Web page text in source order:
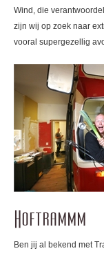
Wind, die
zijn wij op zoek naar
vooral supergezellig
Hoftrammm
Ben jij al bekend met